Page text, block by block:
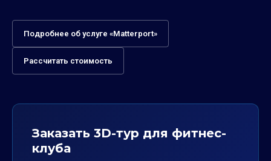
Подробнее об услуге «Matterport»
Рассчитать стоимость
Заказать 3D-тур для фитнес-
клуба